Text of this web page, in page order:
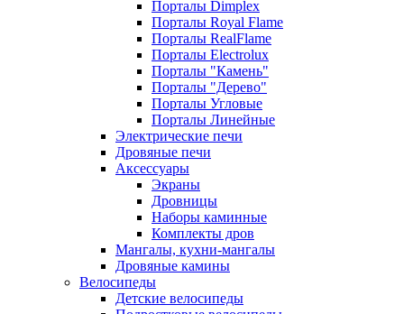
Порталы Dimplex
Порталы Royal Flame
Порталы RealFlame
Порталы Electrolux
Порталы "Камень"
Порталы "Дерево"
Порталы Угловые
Порталы Линейные
Электрические печи
Дровяные печи
Аксессуары
Экраны
Дровницы
Наборы каминные
Комплекты дров
Мангалы, кухни-мангалы
Дровяные камины
Велосипеды
Детские велосипеды